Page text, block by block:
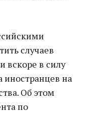
случаев
вскоре в силу
иностранцев на
Об этом
по